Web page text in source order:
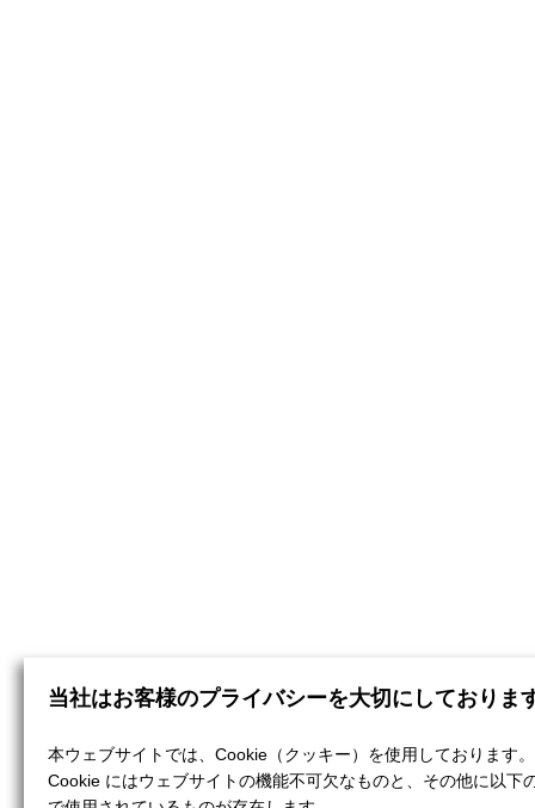
当社はお客様のプライバシーを大切にしておりま
本ウェブサイトでは、Cookie（クッキー）を使用しております。
Cookie にはウェブサイトの機能不可欠なものと、その他に以下